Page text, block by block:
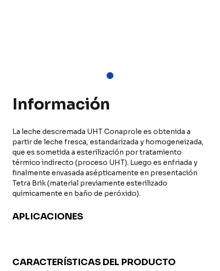
Información
La leche descremada UHT Conaprole es obtenida a
partir de leche fresca, estandarizada y homogeneizada,
que es sometida a esterilización por tratamiento
térmico indirecto (proceso UHT). Luego es enfriada y
finalmente envasada asépticamente en presentación
Tetra Brik (material previamente esterilizado
químicamente en baño de peróxido).
APLICACIONES
CARACTERÍSTICAS DEL PRODUCTO